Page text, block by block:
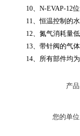
10、N-EVAP-12
11、恒温控制的
12、氮气消耗量
13、带针阀的气
14、所有部件均
产
您的单